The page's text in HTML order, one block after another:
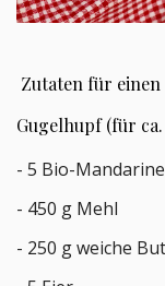
Zutaten für
Gugelhupf (für ca.
- 5 Bio-
- 450 g Mehl
- 250 g weiche